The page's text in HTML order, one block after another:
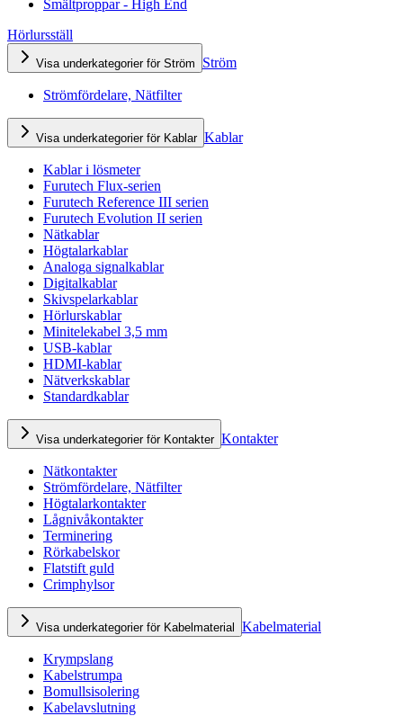
Smältproppar - High End
Hörlursställ
Visa underkategorier för Ström Ström
Strömfördelare, Nätfilter
Visa underkategorier för Kablar Kablar
Kablar i lösmeter
Furutech Flux-serien
Furutech Reference III serien
Furutech Evolution II serien
Nätkablar
Högtalarkablar
Analoga signalkablar
Digitalkablar
Skivspelarkablar
Hörlurskablar
Minitelekabel 3,5 mm
USB-kablar
HDMI-kablar
Nätverkskablar
Standardkablar
Visa underkategorier för Kontakter Kontakter
Nätkontakter
Strömfördelare, Nätfilter
Högtalarkontakter
Lågnivåkontakter
Terminering
Rörkabelskor
Flatstift guld
Crimphylsor
Visa underkategorier för Kabelmaterial Kabelmaterial
Krympslang
Kabelstrumpa
Bomullsisolering
Kabelavslutning